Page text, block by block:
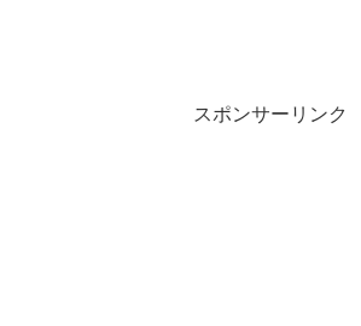
スポンサーリンク